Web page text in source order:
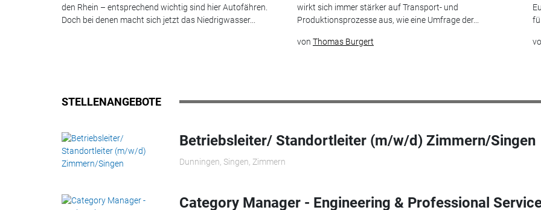
den Rhein – entsprechend wichtig sind hier Autofähren.
Doch bei denen macht sich jetzt das Niedrigwasser...
wirkt sich immer stärker auf Transport- und
Produktionsprozesse aus, wie eine Umfrage der...
von Thomas Burgert
STELLENANGEBOTE
Betriebsleiter/ Standortleiter (m/w/d) Zimmern/Singen
Dunningen, Singen, Zimmern
Category Manager - Engineering & Professional